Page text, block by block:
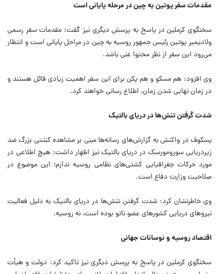
مقدمات سفر پوتین به چین در مرحله پایانی است
سخنگوی کرملین در پاسخ به پرسش دیگری نیز گفت: مقدمات سفر رسمی
ولادیمیر پوتین رئیس جمهور روسیه به چین در مراحل پایانی است و انتظار
می‌رود این سفر از نظر محتوا غنی باشد.
وی افزود: هم مسکو و هم پکن برای این سفر اهمیت زیادی قائل هستند و
در زمان نهایی شدن زمان، اطلاع رسانی خواهند کرد.
شدت گرفتن تنش‌ها در دریای بالتیک
پسکوف در واکنش به گزارش‌های رسانه‌ها مبنی بر مشاهده کشتی بزرگ ضد
زیردریایی سورومورسک در دریای بالتیک نیز اظهار داشت: هیچ اطلاعی در
مورد حرکات جغرافیایی کشتی‌های نظامی روسیه ندارم؛ این موضوع در
صلاحیت وزارت دفاع است.
وی خاطرنشان کرد: شدت گرفتن تنش‌ها در دریای بالتیک به دلیل فعالیت
نیروهای دریایی کشورهای عضو ناتو بوده است، نه روسیه.
اقتصاد روسیه و نوسانات جهانی
سخنگوی کرملین در پاسخ به پرسش دیگری نیز تاکید کرد: دولت و هیأت